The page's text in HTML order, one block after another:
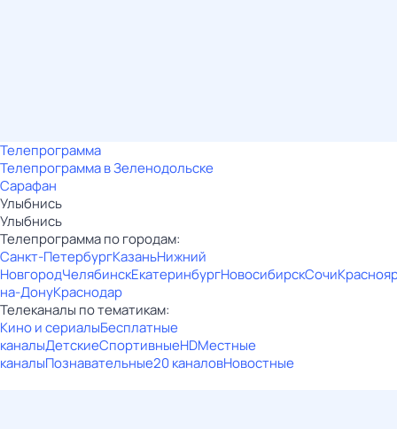
Телепрограмма
Телепрограмма в Зеленодольске
Сарафан
Улыбнись
Улыбнись
Телепрограмма по городам:
Санкт-ПетербургКазаньНижний
НовгородЧелябинскЕкатеринбургНовосибирскСочи
на-ДонуКраснодар
Телеканалы по тематикам:
Кино и сериалыБесплатные
каналыДетскиеСпортивныеHDМестные
каналыПознавательные20 каналовНовостные